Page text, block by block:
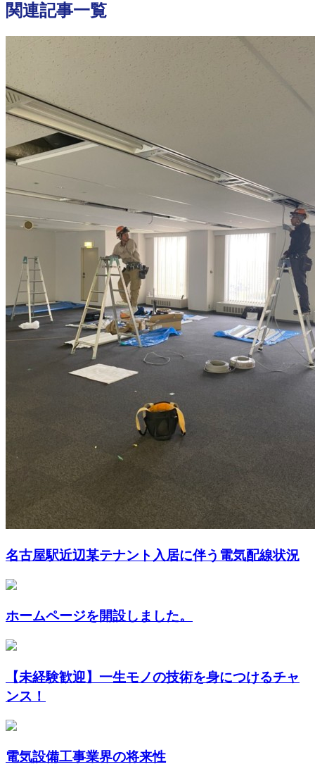
関連記事一覧
名古屋駅近辺某テナント入居に伴う電気配線状況
ホームページを開設しました。
【未経験歓迎】一生モノの技術を身につけるチャ
ンス！
電気設備工事業界の将来性